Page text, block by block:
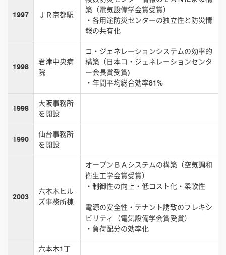
1997 ＪＲ京都駅
築（電気設備学会賞受賞）
・各用途防災センターの独立性と防災情
報の共有化
1998
君津中央病
院
コ・ジェネレーションシステムの効率的
構築（日本コ・ジェネレーションセンタ
ー会長賞受賞)
・年間平均総合効率81%
1998
大阪事務所
を開設
1990
仙台事務所
を開設
2003
六本木ヒル
ズ事務所棟
オープンＢＡシステムの構築（空気調和
衛生工学会賞受賞）
・制御性の向上・低コスト化・柔軟性
電源の安全性・テナント誘致のフレキシ
ビリティ（電気設備学会賞受賞）
・負荷配分の効率化
六本木1丁